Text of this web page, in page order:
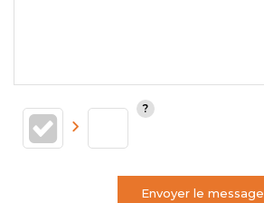
Envoyer le message